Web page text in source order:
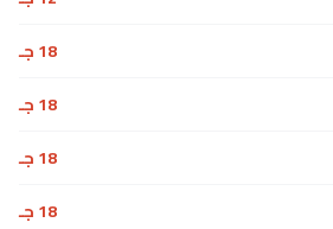
18 جـ
18 جـ
18 جـ
18 جـ